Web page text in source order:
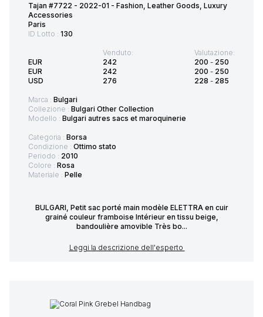
Tajan #7722 - 2022-01 - Fashion, Leather Goods, Luxury
Accessories
Paris
ID Lotto : 130
EUR
EUR
USD
Venduto:
242
242
276
Valutazione:
200 - 250
200 - 250
228 - 285
Marca : Bulgari
Collezione : Bulgari Other Collection
Modello : Bulgari autres sacs et maroquinerie
Categoria : Borsa
Condizione : Ottimo stato
Periodo : 2010
Colore : Rosa
Materiale : Pelle
BULGARI, Petit sac porté main modèle ELETTRA en cuir
grainé couleur framboise Intérieur en tissu beige,
bandoulière amovible Très bo...
Leggi la descrizione dell'esperto